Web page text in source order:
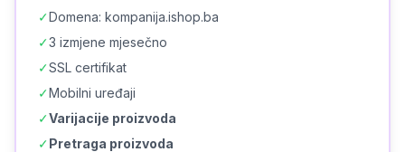
✓Domena: kompanija.ishop.ba
✓3 izmjene mjesečno
✓SSL certifikat
✓Mobilni uređaji
✓Varijacije proizvoda
✓Pretraga proizvoda